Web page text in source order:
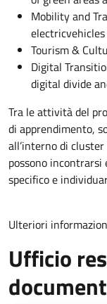
Mobility and
Tourism &
Digital
digital divide
Tra le attività del
di apprendimento,
all’interno di
possono incontrarsi
specifico e
Ulteriori
Ufficio